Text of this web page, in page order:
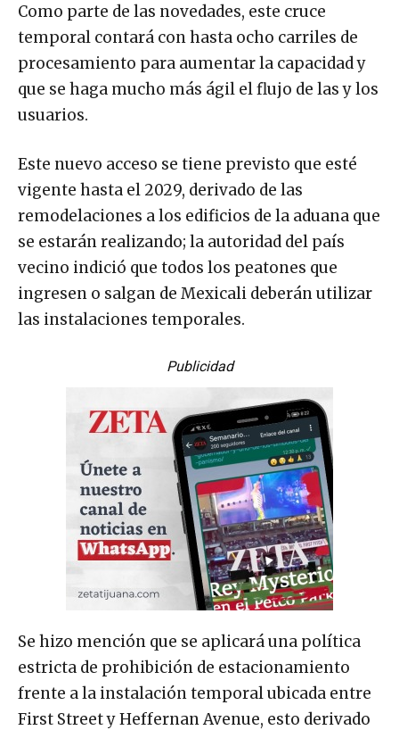
Como parte de las novedades, este cruce
temporal contará con hasta ocho carriles de
procesamiento para aumentar la capacidad y
que se haga mucho más ágil el flujo de las y los
usuarios.
Este nuevo acceso se tiene previsto que esté
vigente hasta el 2029, derivado de las
remodelaciones a los edificios de la aduana que
se estarán realizando; la autoridad del país
vecino indició que todos los peatones que
ingresen o salgan de Mexicali deberán utilizar
las instalaciones temporales.
Publicidad
Se hizo mención que se aplicará una política
estricta de prohibición de estacionamiento
frente a la instalación temporal ubicada entre
First Street y Heffernan Avenue, esto derivado